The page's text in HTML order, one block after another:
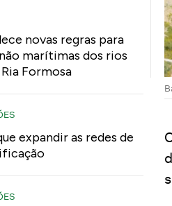
novas regras para
marítimas dos rios
Formosa
expandir as redes de